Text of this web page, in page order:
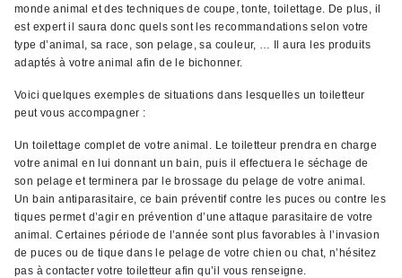
monde animal et des techniques de coupe, tonte, toilettage. De plus, il
est expert il saura donc quels sont les recommandations selon votre
type d’animal, sa race, son pelage, sa couleur, … Il aura les produits
adaptés à votre animal afin de le bichonner.
Voici quelques exemples de situations dans lesquelles un toiletteur
peut vous accompagner :
Un toilettage complet de votre animal. Le toiletteur prendra en charge
votre animal en lui donnant un bain, puis il effectuera le séchage de
son pelage et terminera par le brossage du pelage de votre animal.
Un bain antiparasitaire, ce bain préventif contre les puces ou contre les
tiques permet d’agir en prévention d’une attaque parasitaire de votre
animal. Certaines période de l’année sont plus favorables à l’invasion
de puces ou de tique dans le pelage de votre chien ou chat, n’hésitez
pas à contacter votre toiletteur afin qu’il vous renseigne.